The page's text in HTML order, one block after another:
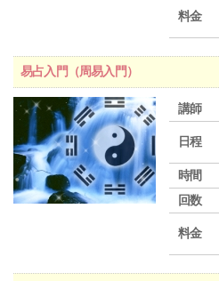
料金
易占入門（周易入門）
講師
日程
時間
回数
料金